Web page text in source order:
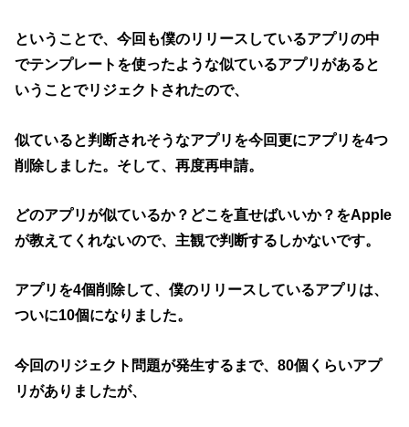
ということで、今回も僕のリリースしているアプリの中
でテンプレートを使ったような似ているアプリがあると
いうことでリジェクトされたので、
似ていると判断されそうなアプリを今回更にアプリを4つ
削除しました。そして、再度再申請。
どのアプリが似ているか？どこを直せばいいか？をApple
が教えてくれないので、主観で判断するしかないです。
アプリを4個削除して、僕のリリースしているアプリは、
ついに10個になりました。
今回のリジェクト問題が発生するまで、80個くらいアプ
リがありましたが、